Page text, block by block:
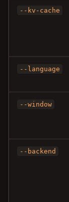
--kv-cache
--language
--window
--backend